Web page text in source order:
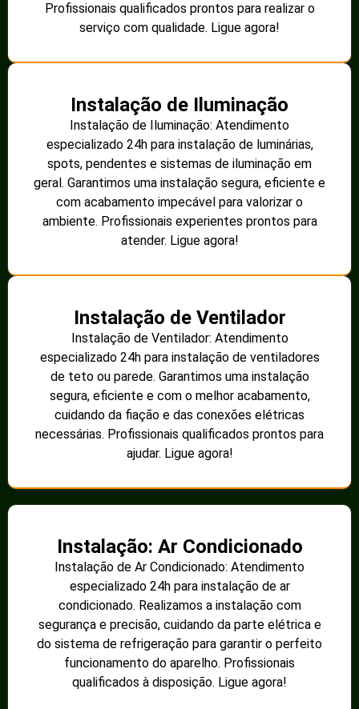
Profissionais qualificados prontos para realizar o
serviço com qualidade. Ligue agora!
Instalação de Iluminação
Instalação de Iluminação: Atendimento
especializado 24h para instalação de luminárias,
spots, pendentes e sistemas de iluminação em
geral. Garantimos uma instalação segura, eficiente e
com acabamento impecável para valorizar o
ambiente. Profissionais experientes prontos para
atender. Ligue agora!
Instalação de Ventilador
Instalação de Ventilador: Atendimento
especializado 24h para instalação de ventiladores
de teto ou parede. Garantimos uma instalação
segura, eficiente e com o melhor acabamento,
cuidando da fiação e das conexões elétricas
necessárias. Profissionais qualificados prontos para
ajudar. Ligue agora!
Instalação: Ar Condicionado
Instalação de Ar Condicionado: Atendimento
especializado 24h para instalação de ar
condicionado. Realizamos a instalação com
segurança e precisão, cuidando da parte elétrica e
do sistema de refrigeração para garantir o perfeito
funcionamento do aparelho. Profissionais
qualificados à disposição. Ligue agora!